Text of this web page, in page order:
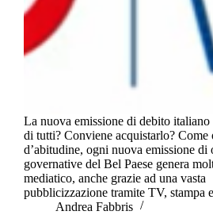
La nuova emissione di debito italiano
di tutti? Conviene acquistarlo? Come
d’abitudine, ogni nuova emissione di
governative del Bel Paese genera
mediatico, anche grazie ad una vasta
pubblicizzazione tramite TV, stampa
Andrea Fabbris